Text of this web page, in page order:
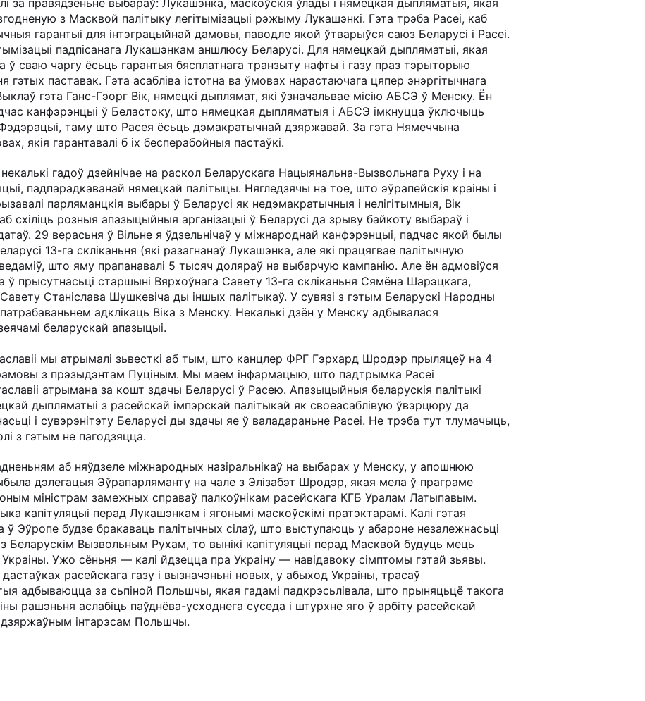
з Масквой палітыку легітымізацыі рэжыму Лукашэнкі. Гэта трэба Расеі, каб
гарантыі для інтэграцыйнай дамовы, паводле якой ўтварыўся саюз Беларусі і Расеі.
падпісанага Лукашэнкам аншлюсу Беларусі. Для нямецкай дыпляматыі, якая
ў сваю чаргу ёсьць гарантыя бясплатнага транзыту нафты і газу праз тэрыторыю
гэтых паставак. Гэта асабліва істотна ва ўмовах нарастаючага цяпер энэргітычнага
гэта Ганс-Гэорг Вік, нямецкі дыплямат, які ўзначальвае місію АБСЭ ў Менску. Ён
канфэрэнцыі ў Беластоку, што нямецкая дыпляматыя і АБСЭ імкнуцца ўключыць
таму што Расея ёсьць дэмакратычнай дзяржавай. За гэта Нямеччына
якія гарантавалі б іх бесперабойныя пастаўкі.
гадоў дзейнічае на раскол Беларускага Нацыянальна-Вызвольнага Руху і на
падпарадкаванай нямецкай палітыцы. Нягледзячы на тое, што эўрапейскія краіны і
парляманцкія выбары ў Беларусі як недэмакратычныя і нелігітымныя, Вік
схіліць розныя апазыцыйныя арганізацыі ў Беларусі да зрыву байкоту выбараў і
29 верасьня ў Вільне я ўдзельнічаў у міжнароднай канфэрэнцыі, падчас якой былы
13-га скліканьня (які разагнанаў Лукашэнка, але які працягвае палітычную
што яму прапанавалі 5 тысяч доляраў на выбарчую кампанію. Але ён адмовіўся
ў прысутнасьці старшыні Вярхоўнага Савету 13-га скліканьня Сямёна Шарэцкага,
Станіслава Шушкевіча ды іншых палітыкаў. У сувязі з гэтым Беларускі Народны
адклікаць Віка з Менску. Некалькі дзён у Менску адбывалася
беларускай апазыцыі.
мы атрымалі зьвесткі аб тым, што канцлер ФРГ Гэрхард Шродэр прыляцеў на 4
з прэзыдэнтам Пуціным. Мы маем інфармацыю, што падтрымка Расеі
атрымана за кошт здачы Беларусі ў Расею. Апазыцыйныя беларускія палітыкі
дыпляматыі з расейскай імпэрскай палітыкай як своеасаблівую ўвэрцюру да
і сувэрэнітэту Беларусі ды здачы яе ў валадараньне Расеі. Не трэба тут тлумачыць,
з гэтым не пагодзяцца.
аб няўдзеле міжнародных назіральнікаў на выбарах у Менску, у апошнюю
дэлегацыя Эўрапарляманту на чале з Элізабэт Шродэр, якая мела ў праграме
міністрам замежных справаў палкоўнікам расейскага КГБ Уралам Латыпавым.
капітуляцыі перад Лукашэнкам і ягонымі маскоўскімі пратэктарамі. Калі гэтая
ў Эўропе будзе бракаваць палітычных сілаў, што выступаюць у абароне незалежнасьці
Беларускім Вызвольным Рухам, то вынікі капітуляцыі перад Масквой будуць мець
Ужо сёньня — калі йдзецца пра Украіну — навідавоку сімптомы гэтай зьявы.
расейскага газу і вызначэньні новых, у абыход Украіны, трасаў
адбываюцца за сьпіной Польшчы, якая гадамі падкрэсьлівала, што прыняцьцё такога
рашэньня аслабіць паўднёва-усходнега суседа і штурхне яго ў арбіту расейскай
інтарэсам Польшчы.